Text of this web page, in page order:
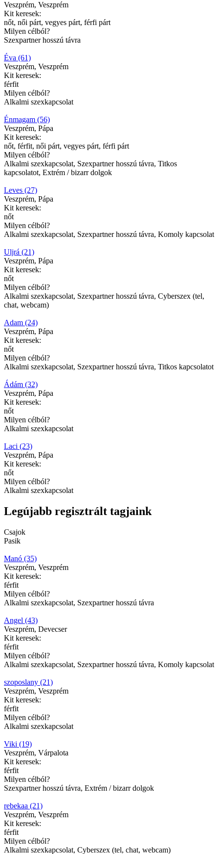
Veszprém, Veszprém
Kit keresek:
nőt, női párt, vegyes párt, férfi párt
Milyen célból?
Szexpartner hosszú távra
Éva (61)
Veszprém, Veszprém
Kit keresek:
férfit
Milyen célból?
Alkalmi szexkapcsolat
Énmagam (56)
Veszprém, Pápa
Kit keresek:
nőt, férfit, női párt, vegyes párt, férfi párt
Milyen célból?
Alkalmi szexkapcsolat, Szexpartner hosszú távra, Titkos
kapcsolatot, Extrém / bizarr dolgok
Leves (27)
Veszprém, Pápa
Kit keresek:
nőt
Milyen célból?
Alkalmi szexkapcsolat, Szexpartner hosszú távra, Komoly kapcsolat
Uljrá (21)
Veszprém, Pápa
Kit keresek:
nőt
Milyen célból?
Alkalmi szexkapcsolat, Szexpartner hosszú távra, Cyberszex (tel,
chat, webcam)
Adam (24)
Veszprém, Pápa
Kit keresek:
nőt
Milyen célból?
Alkalmi szexkapcsolat, Szexpartner hosszú távra, Titkos kapcsolatot
Ádám (32)
Veszprém, Pápa
Kit keresek:
nőt
Milyen célból?
Alkalmi szexkapcsolat
Laci (23)
Veszprém, Pápa
Kit keresek:
nőt
Milyen célból?
Alkalmi szexkapcsolat
Legújabb regisztrált tagjaink
Csajok
Pasik
Manó (35)
Veszprém, Veszprém
Kit keresek:
férfit
Milyen célból?
Alkalmi szexkapcsolat, Szexpartner hosszú távra
Angel (43)
Veszprém, Devecser
Kit keresek:
férfit
Milyen célból?
Alkalmi szexkapcsolat, Szexpartner hosszú távra, Komoly kapcsolat
szoposlany (21)
Veszprém, Veszprém
Kit keresek:
férfit
Milyen célból?
Alkalmi szexkapcsolat
Viki (19)
Veszprém, Várpalota
Kit keresek:
férfit
Milyen célból?
Szexpartner hosszú távra, Extrém / bizarr dolgok
rebekaa (21)
Veszprém, Veszprém
Kit keresek:
férfit
Milyen célból?
Alkalmi szexkapcsolat, Cyberszex (tel, chat, webcam)